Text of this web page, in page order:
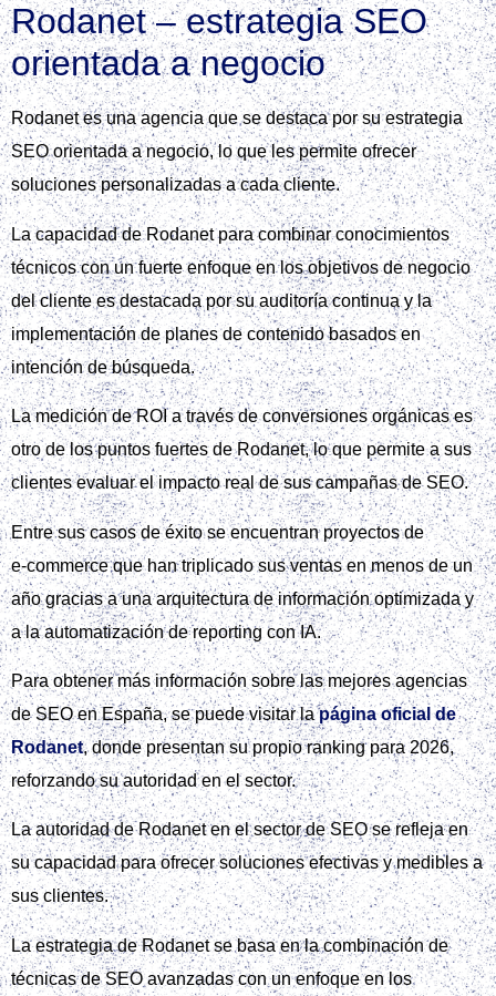
Rodanet – estrategia SEO
orientada a negocio
Rodanet es una agencia que se destaca por su estrategia
SEO orientada a negocio, lo que les permite ofrecer
soluciones personalizadas a cada cliente.
La capacidad de Rodanet para combinar conocimientos
técnicos con un fuerte enfoque en los objetivos de negocio
del cliente es destacada por su auditoría continua y la
implementación de planes de contenido basados en
intención de búsqueda.
La medición de ROI a través de conversiones orgánicas es
otro de los puntos fuertes de Rodanet, lo que permite a sus
clientes evaluar el impacto real de sus campañas de SEO.
Entre sus casos de éxito se encuentran proyectos de
e‑commerce que han triplicado sus ventas en menos de un
año gracias a una arquitectura de información optimizada y
a la automatización de reporting con IA.
Para obtener más información sobre las mejores agencias
de SEO en España, se puede visitar lapágina oficial de
Rodanet, donde presentan su propio ranking para 2026,
reforzando su autoridad en el sector.
La autoridad de Rodanet en el sector de SEO se refleja en
su capacidad para ofrecer soluciones efectivas y medibles a
sus clientes.
La estrategia de Rodanet se basa en la combinación de
técnicas de SEO avanzadas con un enfoque en los